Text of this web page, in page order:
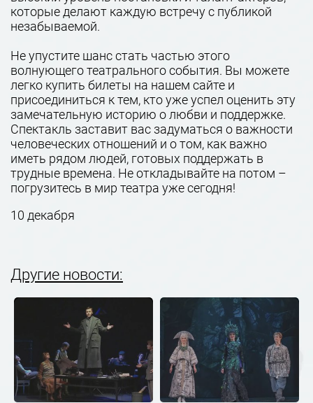
которые делают каждую встречу с публикой
незабываемой.
Не упустите шанс стать частью этого
волнующего театрального события. Вы можете
легко купить билеты на нашем сайте и
присоединиться к тем, кто уже успел оценить эту
замечательную историю о любви и поддержке.
Спектакль заставит вас задуматься о важности
человеческих отношений и о том, как важно
иметь рядом людей, готовых поддержать в
трудные времена. Не откладывайте на потом –
погрузитесь в мир театра уже сегодня!
10 декабря
Другие новости: